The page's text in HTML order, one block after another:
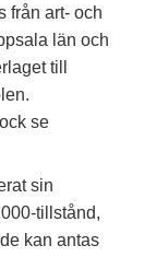
från art- och
län och
till
se
sin
tillstånd,
kan antas